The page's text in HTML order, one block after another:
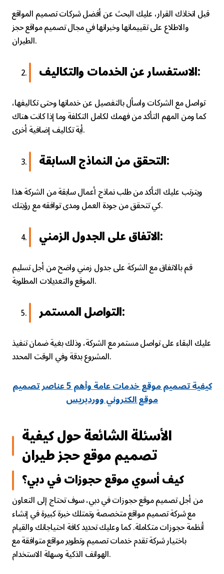
قبل اتخاذك القرار، عليك البحث عن أفضل شركات تصميم المواقع
والاطلاع على تقييماتها وخبراتها في مجال تصميم مواقع حجز
الطيران.
الاستفسار عن الخدمات والتكاليف:
تواصل مع الشركات واسأل بالتفصيل عن خدماتها وحتى تكاليفها،
كما ومن المهم التأكد من فهمك لكامل التكلفة وما إذا كانت هناك
أية تكاليف إضافية أخرى.
التحقق من النماذج السابقة:
ويترتب عليك التأكد من طلب نماذج أعمال سابقة من الشركة هذا
كي تتحقق من جودة العمل ومدى توافقه مع رؤيتك.
الاتفاق على الجدول الزمني:
قم بالاتفاق مع الشركة على جدول زمني واضح من أجل تسليم
الموقع والتعديلات المطلوبة.
التواصل المستمر:
عليك البقاء على تواصل مستمر مع الشركة، وذلك بغية ضمان تنفيذ
المشروع بدقة وفي الوقت المحدد.
كيفية تصميم موقع خدمات عامة وأهم 5 عناصر تصميم
موقع الكتروني ووردبريس
الأسئلة الشائعة حول كيفية
تصميم موقع حجز طيران
كيف أسوي موقع حجوزات في دبي؟
من أجل تصميم موقع حجوزات في دبي، سوف تحتاج إلى التعاون
مع شركة تصميم مواقع متخصصة وتمتلك خبرة كبيرة في إنشاء
أنظمة حجوزات متكاملة. كما وعليك تحديد كافة احتياجاتك والقيام
باختيار شركة تقدم خدمات تصميم وتطوير مواقع متوافقة مع
الهواتف الذكية وسهلة الاستخدام.